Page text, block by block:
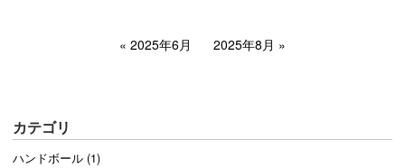
2025年6月 2025年8月
カテゴリ
ハンドボール (1)